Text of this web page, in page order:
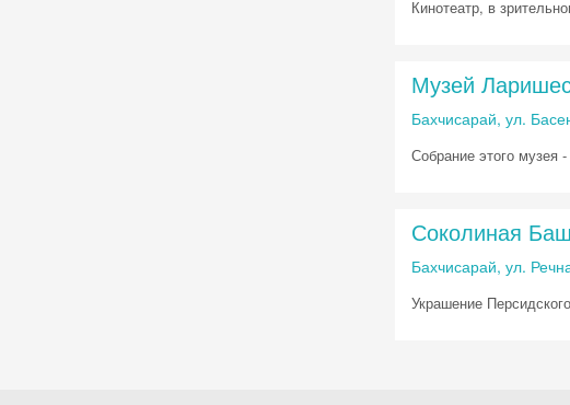
Кинотеатр, в
Музей
Бахчисарай, ул.
Собрание этого музея
Соколиная
Бахчисарай, ул.
Украшение